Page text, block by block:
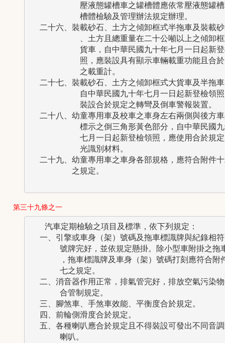
壓液態罐槽車之罐槽體應依常壓液態罐
          槽體檢驗及管理辦法規定辦理。
二十六、裝載砂石、土方之傾卸框式半拖車及裝載
、土方且總重量在二十公噸以上之傾卸
貨車，自中華民國九十年七月一日起新
照，應裝設具有顯示車輛載重功能且合
          之載重計。
二十七、裝載砂石、土方之傾卸框式大貨車及半拖
自中華民國九十年七月一日起新登檢領
          裝設合於規定之轉彎及倒車警報裝置。
二十八、幼童專用車及校車之車身左右兩側與後方
標示之倒三角形黃色部分，自中華民國
七月一日起新登檢領照，應使用合於規
          光識別材料。
二十九、幼童專用車之車身各部規格，應符合附件
  　　　　之規定。
第三十九條之一
   汽車定期檢驗之項目及標準，依下列規定：
一、引擎或車身（架）號碼及拖車標識牌與紀錄相
號牌完好，並依規定懸掛。除小型車附掛之拖
，拖車標識牌及車身（架）號碼打刻應符合附
      七之規定。
二、消音器作用正常，排氣管完好，排放空氣污染
      合管制規定。
  三、腳煞車、手煞車效能、平衡度合於規定。
  四、前輪側滑度合於規定。
五、各種喇叭應合於規定且不得裝設可發出不同音
      喇叭。